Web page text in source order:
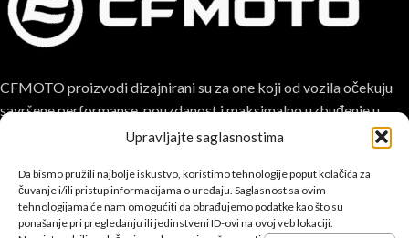
Upravljajte saglasnostima
Da bismo pružili najbolje iskustvo, koristimo tehnologije poput kolačića za
čuvanje i/ili pristup informacijama o uređaju. Saglasnost sa ovim
tehnologijama će nam omogućiti da obrađujemo podatke kao što su
ponašanje pri pregledanju ili jedinstveni ID-ovi na ovoj veb lokaciji.
CFMOTO proizvodi dizajnirani su za one koji od vozila očekuju
savršene performanse, pouzdanost i maksimalno uzbuđenje u